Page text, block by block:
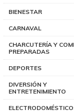
BIENESTAR
CARNAVAL
CHARCUTERÍA Y
PREPARADAS
DEPORTES
DIVERSIÓN Y
ENTRETENIMIENTO